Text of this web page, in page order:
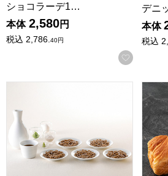
ショコラーデ1…
本体 2,580円
税込 2,786.40円
お気に
デニ
本体
税込
兵庫 田中屋 出石そば ST-630めん京都